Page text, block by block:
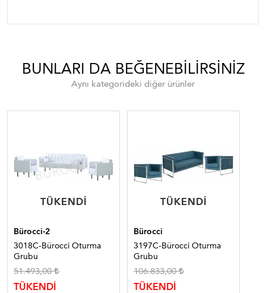
BUNLARI DA BEĞENEBILIRSINIZ
Aynı kategorideki diğer ürünler
TÜKENDI
TÜKENDI
Bürocci-2
3018C-Bürocci Oturma
Grubu
51.493,00
TÜKENDİ
TÜKENDI
TÜKENDI
Bürocci
3197C-Bürocci Oturma
Grubu
106.833,00
TÜKENDİ